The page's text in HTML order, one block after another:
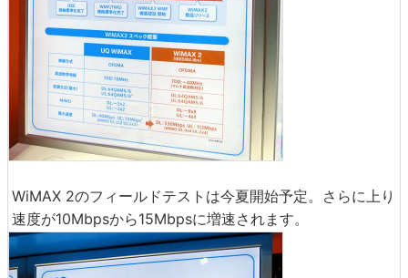
WiMAX 2のフィールドテストは今夏開始予定。さらに上り
速度が10Mbpsから15Mbpsに増速されます。